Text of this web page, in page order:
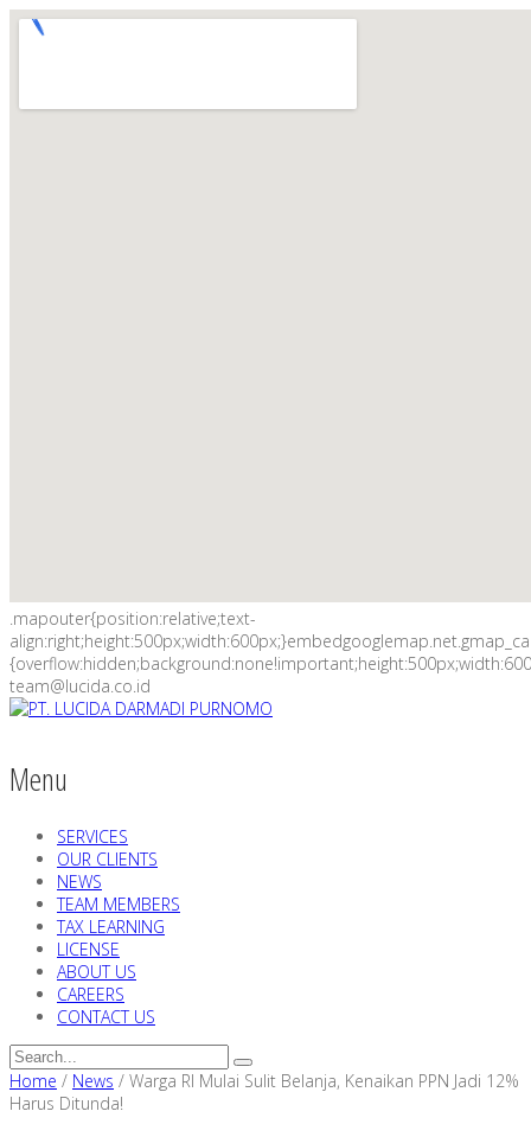
.mapouter{position:relative;text-
team@lucida.co.id
Menu
SERVICES
OUR CLIENTS
NEWS
TEAM MEMBERS
TAX LEARNING
LICENSE
ABOUT US
CAREERS
CONTACT US
Home / News / Warga RI Mulai Sulit Belanja, Kenaikan PPN Jadi 12%
Harus Ditunda!